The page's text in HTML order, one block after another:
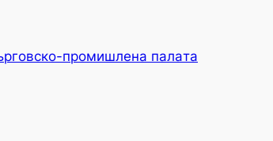
промишлена палaта